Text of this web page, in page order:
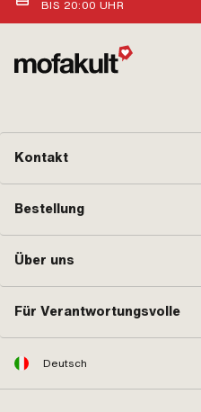
BIS 20:00 UHR
Kontakt
Bestellung
Über uns
Für Verantwortungsvolle
Deutsch